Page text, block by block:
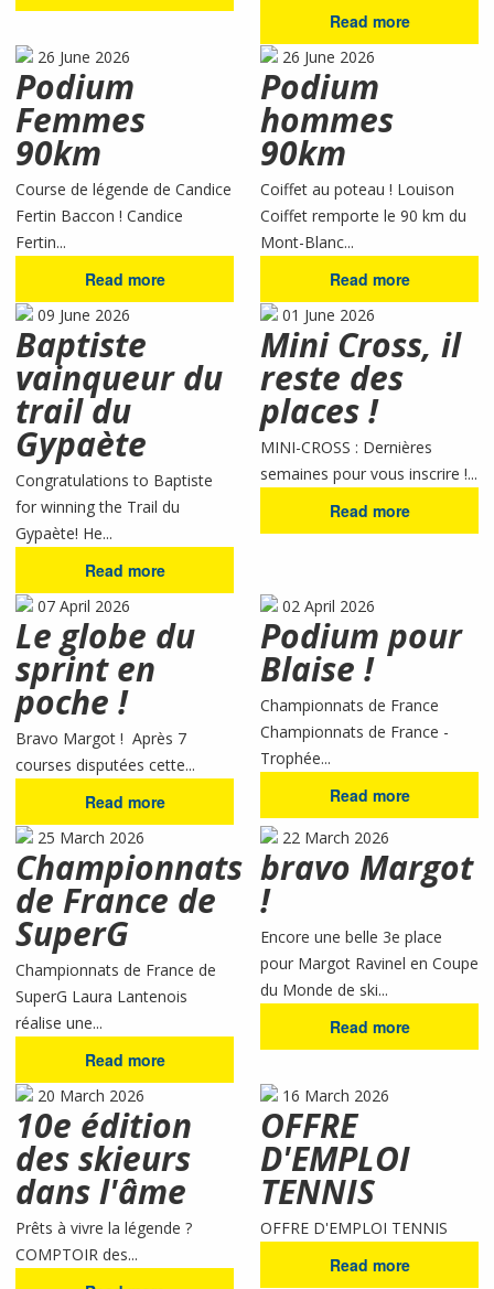
Read more
26 June 2026
Podium
Femmes
90km
Course de légende de Candice
Fertin Baccon ! Candice
Fertin...
Read more
26 June 2026
Podium
hommes
90km
Coiffet au poteau ! Louison
Coiffet remporte le 90 km du
Mont-Blanc...
Read more
09 June 2026
Baptiste
vainqueur du
trail du
Gypaète
Congratulations to Baptiste
for winning the Trail du
Gypaète! He...
Read more
01 June 2026
Mini Cross, il
reste des
places !
MINI-CROSS : Dernières
semaines pour vous inscrire !...
Read more
07 April 2026
Le globe du
sprint en
poche !
Bravo Margot ! Après 7
courses disputées cette...
Read more
02 April 2026
Podium pour
Blaise !
Championnats de France
Championnats de France -
Trophée...
Read more
25 March 2026
Championnats
de France de
SuperG
Championnats de France de
SuperG Laura Lantenois
réalise une...
Read more
22 March 2026
bravo Margot
!
Encore une belle 3e place
pour Margot Ravinel en Coupe
du Monde de ski...
Read more
20 March 2026
10e édition
des skieurs
dans l'âme
Prêts à vivre la légende ?
COMPTOIR des...
16 March 2026
OFFRE
D'EMPLOI
TENNIS
OFFRE D'EMPLOI TENNIS
Read more